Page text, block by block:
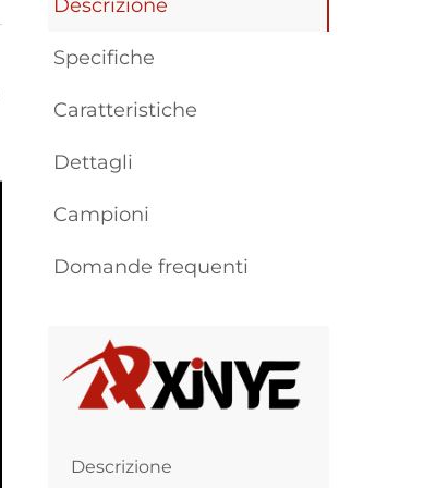
Descrizione
Specifiche
Caratteristiche
Dettagli
Campioni
Domande frequenti
Descrizione